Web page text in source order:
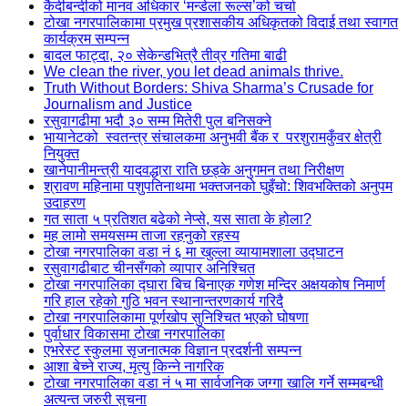
कैदीबन्दीको मानव अधिकार ‘मन्डेला रूल्स’को चर्चा
टोखा नगरपालिकामा प्रमुख प्रशासकीय अधिकृतको विदाई तथा स्वागत
कार्यक्रम सम्पन्न
बादल फाट्दा, २० सेकेन्डभित्रै तीव्र गतिमा बाढी
We clean the river, you let dead animals thrive.
Truth Without Borders: Shiva Sharma’s Crusade for
Journalism and Justice
रसुवागढीमा भदौ ३० सम्म मितेरी पुल बनिसक्ने
भायानेटको स्वतन्त्र संचालकमा अनुभवी बैंक र परशुरामकुँवर क्षेत्री
नियुक्त
खानेपानीमन्त्री यादवद्धारा राति छड्के अनुगमन तथा निरीक्षण
श्रावण महिनामा पशुपतिनाथमा भक्तजनको घुइँचो: शिवभक्तिको अनुपम
उदाहरण
गत साता ५ प्रतिशत बढेको नेप्से, यस साता के होला?
मह लामो समयसम्म ताजा रहनुको रहस्य
टोखा नगरपालिका वडा नं ६ मा खुल्ला व्यायामशाला उद्घाटन
रसुवागढीबाट चीनसँगको व्यापार अनिश्चित
टोखा नगरपालिका द्घारा बिच बिनाएक गणेश मन्दिर अक्षयकोष निमार्ण
गरि हाल रहेको गुठि भवन स्थानान्तरणकार्य गरिदै
टोखा नगरपालिकामा पूर्णखोप सुनिश्चित भएको घोषणा
पुर्वाधार विकासमा टोखा नगरपालिका
एभरेस्ट स्कुलमा सृजनात्मक विज्ञान प्रदर्शनी सम्पन्न
आशा बेच्ने राज्य, मृत्यु किन्ने नागरिक
टोखा नगरपालिका वडा नं ५ मा सार्वजनिक जग्गा खालि गर्ने सम्मबन्धी
अत्यन्त जरुरी सुचना